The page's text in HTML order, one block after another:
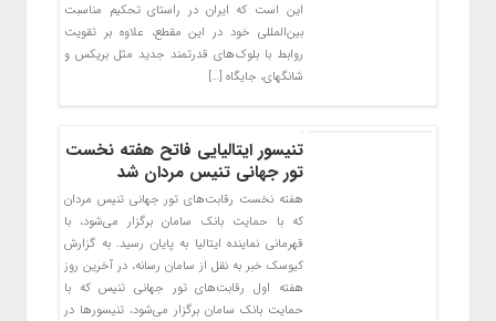
این است که ایران در راستای تحکیم مناسبت
بین‌المللی خود در این مقطع، علاوه بر تقویت
روابط با بلوک‌های قدرتمند جدید مثل بریکس و
شانگهای، جایگاه […]
تنیسور ایتالیایی فاتح هفته نخست
تور جهانی تنیس مردان شد
هفته نخست رقابت‌های تور جهانی تنیس مردان
که با حمایت بانک سامان برگزار می‌شود، با
قهرمانی نماینده ایتالیا به پایان رسید. به گزارش
کیوسک خبر به نقل از سامان رسانه، در آخرین روز
هفته اول رقابت‌های تور جهانی تنیس که با
حمایت بانک سامان برگزار می‌شود، تنیسورها در